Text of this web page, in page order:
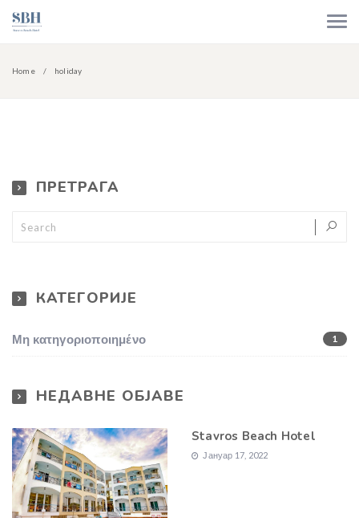
Home holiday
ПРЕТРАГА
КАТЕГОРИЈЕ
Μη κατηγοριοποιημένο 1
НЕДАВНЕ ОБЈАВЕ
Stavros Beach Hotel
Јануар 17, 2022